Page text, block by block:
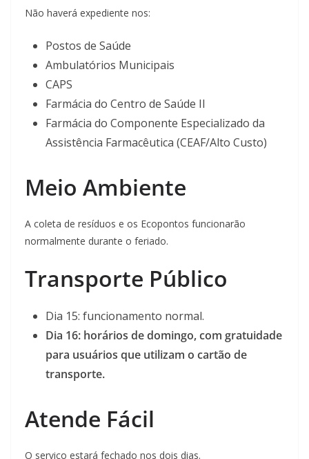
Não haverá expediente nos:
Postos de Saúde
Ambulatórios Municipais
CAPS
Farmácia do Centro de Saúde II
Farmácia do Componente Especializado da
Assistência Farmacêutica (CEAF/Alto Custo)
Meio Ambiente
A coleta de resíduos e os Ecopontos funcionarão
normalmente durante o feriado.
Transporte Público
Dia 15: funcionamento normal.
Dia 16: horários de domingo, com gratuidade
para usuários que utilizam o cartão de
transporte.
Atende Fácil
O serviço estará fechado nos dois dias.